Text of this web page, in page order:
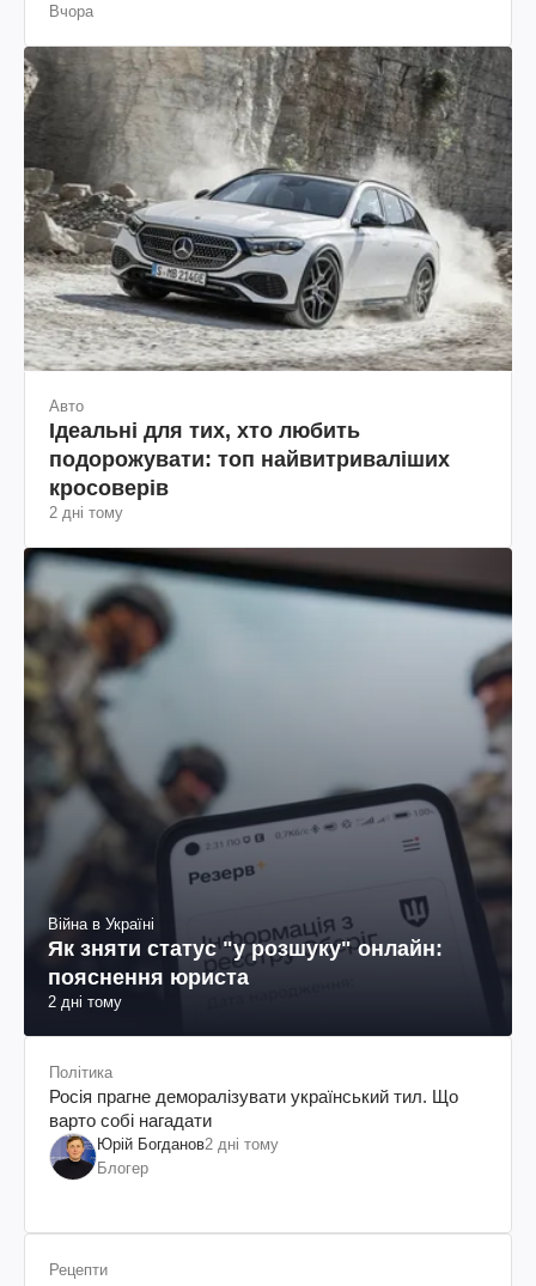
Вчора
Авто
Ідеальні для тих, хто любить
подорожувати: топ найвитриваліших
кросоверів
2 дні тому
Війна в Україні
Як зняти статус "у розшуку" онлайн:
пояснення юриста
2 дні тому
Політика
Росія прагне деморалізувати український тил. Що
варто собі нагадати
Юрій Богданов2 дні тому
Блогер
Рецепти